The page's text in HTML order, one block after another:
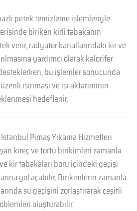
petek temizleme işlemleriyle
biriken kirli tabakanın
verir, radyatör kanallarındaki kir ve
yardımcı olarak kalorifer
desteklerken, bu işlemler sonucunda
ısınması ve ısı aktarımının
hedeflenir.
Pimaş Yıkama Hizmetleri
kireç ve tortu birikimleri zamanla
kir tabakaları boru içindeki geçişi
yol açabilir, Birikimlerin zamanla
su geçişini zorlaştırarak çeşitli
oluşturabilir.